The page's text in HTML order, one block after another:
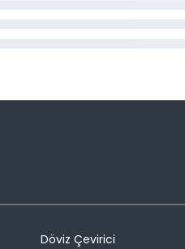
Döviz Çevirici